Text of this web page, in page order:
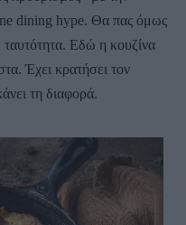
dining hype. Θα πας όμως
ταυτότητα. Εδώ η κουζίνα
Έχει κρατήσει τον
τη διαφορά.